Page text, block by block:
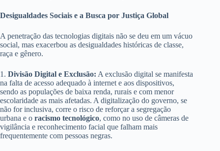
Desigualdades Sociais e a Busca por Justiça Global
A penetração das tecnologias digitais não se deu em um vácuo
social, mas exacerbou as desigualdades históricas de classe,
raça e gênero.
1. Divisão Digital e Exclusão: A exclusão digital se manifesta
na falta de acesso adequado à internet e aos dispositivos,
sendo as populações de baixa renda, rurais e com menor
escolaridade as mais afetadas. A digitalização do governo, se
não for inclusiva, corre o risco de reforçar a segregação
urbana e o racismo tecnológico, como no uso de câmeras de
vigilância e reconhecimento facial que falham mais
frequentemente com pessoas negras.